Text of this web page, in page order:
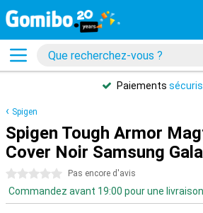
Paiements
Spigen
Spigen Tough Armor
Cover Noir Samsung
0 étoiles Pas encore d'avis
Commandez avant 19:00 pour une